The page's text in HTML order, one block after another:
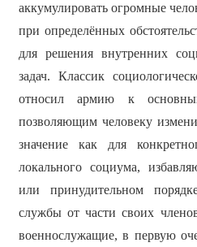
аккумулировать огромные
при определённых
для решения внутренних
задач. Классик
относил армию к
позволяющим человеку
значение как для
локального социума,
или принудительном
службы от части своих
военнослужащие, в первую